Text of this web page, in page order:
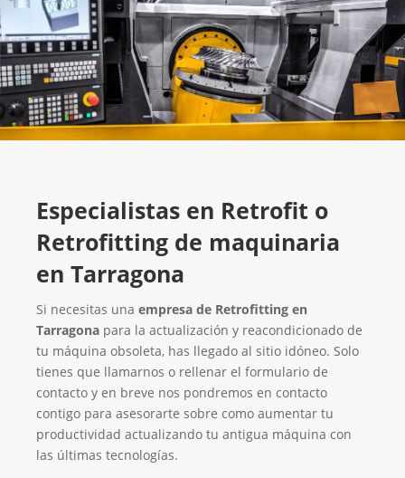
Especialistas en Retrofit o
Retrofitting de maquinaria
en Tarragona
Si necesitas una empresa de Retrofitting en
Tarragona para la actualización y reacondicionado de
tu máquina obsoleta, has llegado al sitio idóneo. Solo
tienes que llamarnos o rellenar el formulario de
contacto y en breve nos pondremos en contacto
contigo para asesorarte sobre como aumentar tu
productividad actualizando tu antigua máquina con
las últimas tecnologías.